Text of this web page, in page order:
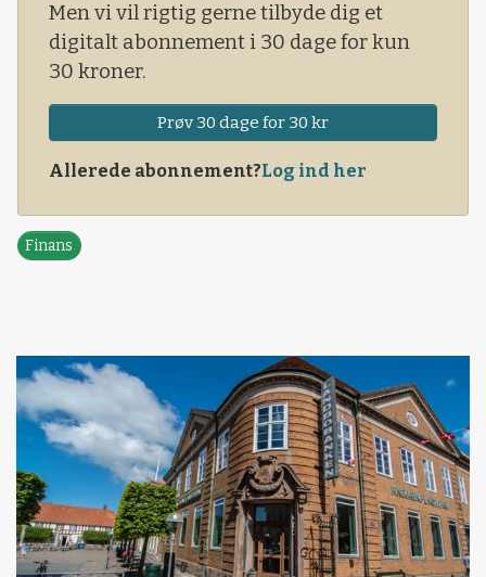
Men vi vil rigtig gerne tilbyde dig et
digitalt abonnement i 30 dage for kun
30 kroner.
Prøv 30 dage for 30 kr
Allerede abonnement?Log ind her
Finans